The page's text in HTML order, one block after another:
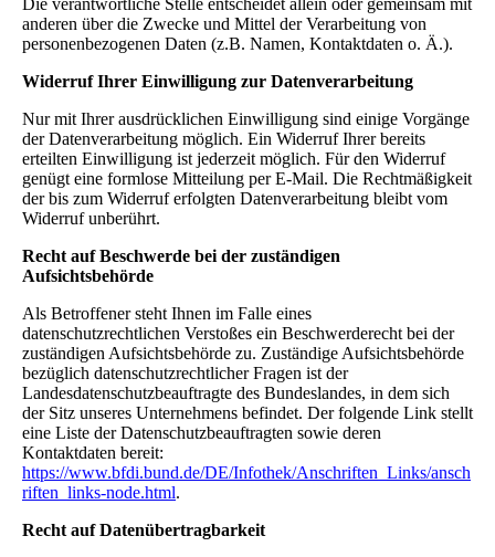
Die verantwortliche Stelle entscheidet allein oder gemeinsam mit
anderen über die Zwecke und Mittel der Verarbeitung von
personenbezogenen Daten (z.B. Namen, Kontaktdaten o. Ä.).
Widerruf Ihrer Einwilligung zur Datenverarbeitung
Nur mit Ihrer ausdrücklichen Einwilligung sind einige Vorgänge
der Datenverarbeitung möglich. Ein Widerruf Ihrer bereits
erteilten Einwilligung ist jederzeit möglich. Für den Widerruf
genügt eine formlose Mitteilung per E-Mail. Die Rechtmäßigkeit
der bis zum Widerruf erfolgten Datenverarbeitung bleibt vom
Widerruf unberührt.
Recht auf Beschwerde bei der zuständigen
Aufsichtsbehörde
Als Betroffener steht Ihnen im Falle eines
datenschutzrechtlichen Verstoßes ein Beschwerderecht bei der
zuständigen Aufsichtsbehörde zu. Zuständige Aufsichtsbehörde
bezüglich datenschutzrechtlicher Fragen ist der
Landesdatenschutzbeauftragte des Bundeslandes, in dem sich
der Sitz unseres Unternehmens befindet. Der folgende Link stellt
eine Liste der Datenschutzbeauftragten sowie deren
Kontaktdaten bereit:
https://www.bfdi.bund.de/DE/Infothek/Anschriften_Links/ansch
riften_links-node.html.
Recht auf Datenübertragbarkeit